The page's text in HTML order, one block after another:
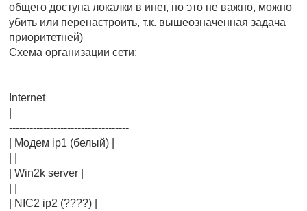
общего доступа локалки в инет, но это не важно, можно
убить или перенастроить, т.к. вышеозначенная задача
приоритетней)
Схема организации сети:
Internet
-----------------------------------
| Модем ip1 (белый) |
| Win2k server |
| NIC2 ip2 (????) |